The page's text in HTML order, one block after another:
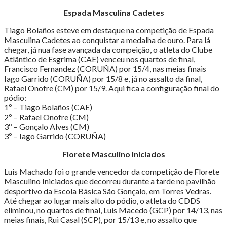
Espada Masculina Cadetes
Tiago Bolaños esteve em destaque na competição de Espada
Masculina Cadetes ao conquistar a medalha de ouro. Para lá
chegar, já nua fase avançada da compeição, o atleta do Clube
Atlântico de Esgrima (CAE) venceu nos quartos de final,
Francisco Fernandez (CORUÑA) por 15/4, nas meias finais
Iago Garrido (CORUÑA) por 15/8 e, já no assalto da final,
Rafael Onofre (CM) por 15/9. Aqui fica a configuração final do
pódio:
1º – Tiago Bolaños (CAE)
2º – Rafael Onofre (CM)
3º – Gonçalo Alves (CM)
3º – Iago Garrido (CORUÑA)
Florete Masculino Iniciados
Luis Machado foi o grande vencedor da competição de Florete
Masculino Iniciados que decorreu durante a tarde no pavilhão
desportivo da Escola Básica São Gonçalo, em Torres Vedras.
Até chegar ao lugar mais alto do pódio, o atleta do CDDS
eliminou, no quartos de final, Luis Macedo (GCP) por 14/13, nas
meias finais, Rui Casal (SCP), por 15/13 e, no assalto que